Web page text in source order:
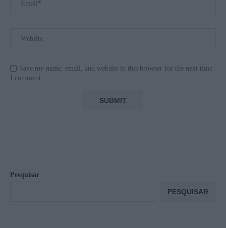
Save my name, email, and website in this browser for the next time
I comment.
Pesquisar
PESQUISAR